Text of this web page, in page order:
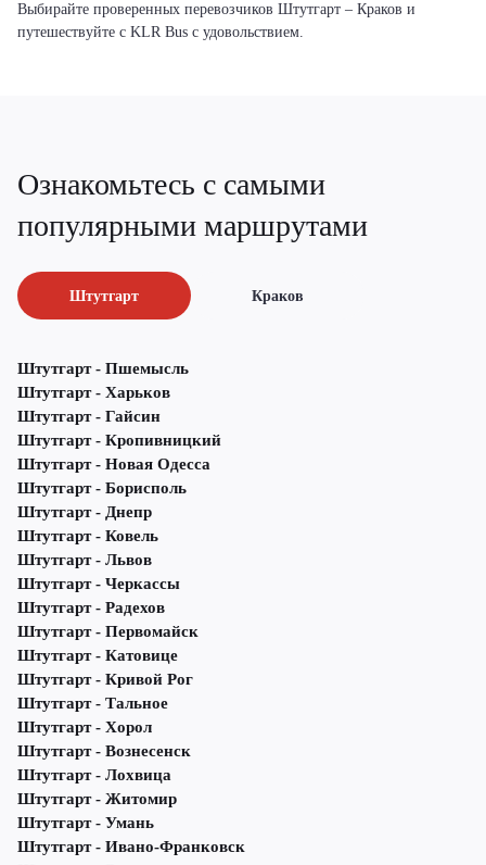
Выбирайте проверенных перевозчиков Штутгарт – Краков и
путешествуйте с KLR Bus с удовольствием.
Ознакомьтесь с самыми
популярными маршрутами
Штутгарт Краков
Штутгарт - Пшемысль
Штутгарт - Харьков
Штутгарт - Гайсин
Штутгарт - Кропивницкий
Штутгарт - Новая Одесса
Штутгарт - Борисполь
Штутгарт - Днепр
Штутгарт - Ковель
Штутгарт - Львов
Штутгарт - Черкассы
Штутгарт - Радехов
Штутгарт - Первомайск
Штутгарт - Катовице
Штутгарт - Кривой Рог
Штутгарт - Тальное
Штутгарт - Хорол
Штутгарт - Вознесенск
Штутгарт - Лохвица
Штутгарт - Житомир
Штутгарт - Умань
Штутгарт - Ивано-Франковск